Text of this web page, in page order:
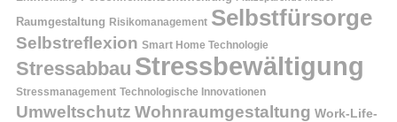
Raumgestaltung Risikomanagement Selbstfürsorge
Selbstreflexion Smart Home Technologie
Stressabbau Stressbewältigung
Stressmanagement Technologische Innovationen
Umweltschutz Wohnraumgestaltung Work-Life-